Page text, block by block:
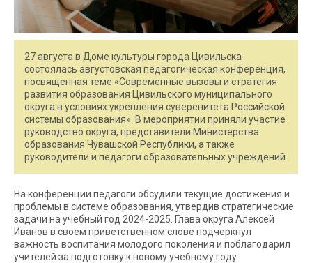
27 августа в Доме культуры города Цивильска
состоялась августовская педагогическая конференция,
посвященная теме «Современные вызовы и стратегия
развития образования Цивильского муниципального
округа в условиях укрепления суверенитета Российской
системы образования». В мероприятии приняли участие
руководство округа, представители Министерства
образования Чувашской Республики, а также
руководители и педагоги образовательных учреждений.
На конференции педагоги обсудили текущие достижения и
проблемы в системе образования, утвердив стратегические
задачи на учебный год 2024-2025. Глава округа Алексей
Иванов в своем приветственном слове подчеркнул
важность воспитания молодого поколения и поблагодарил
учителей за подготовку к новому учебному году.